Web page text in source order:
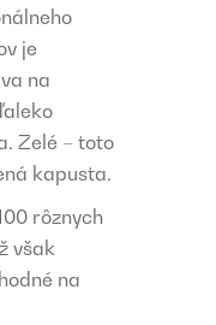
je
na
Zelé – toto
kapusta.
rôznych
však
na